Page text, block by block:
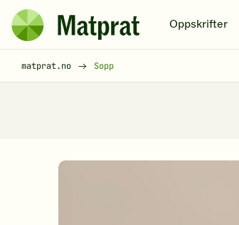
Hopp til hovedinnhold
Matprat
hjemmeside
Oppskrifter
matprat.no Sopp